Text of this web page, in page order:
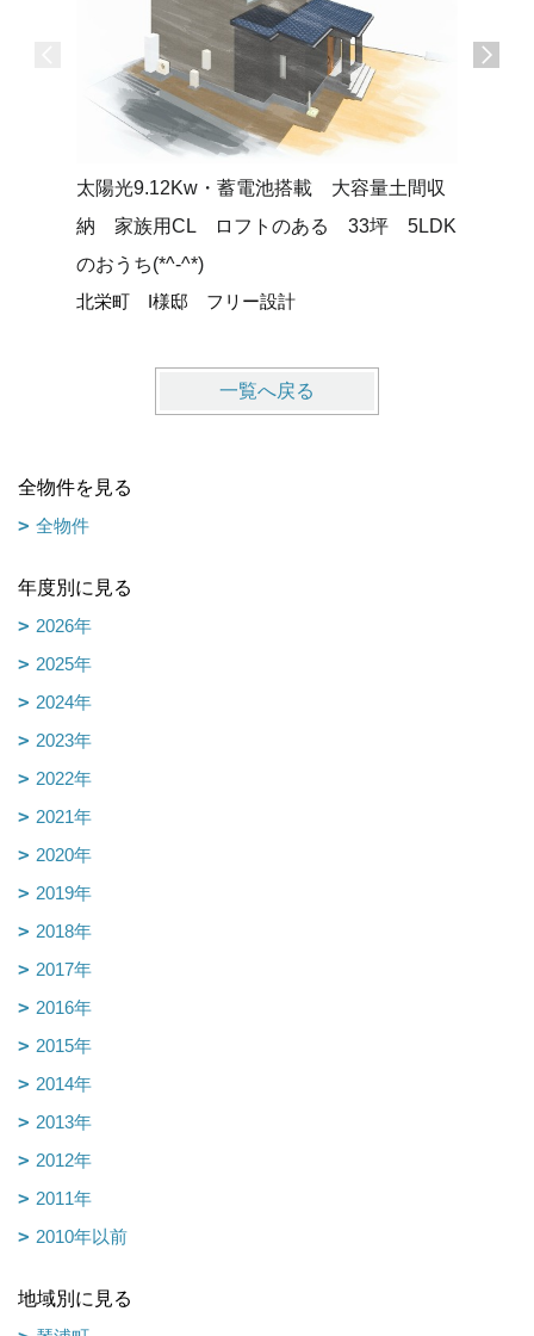
太陽光9.12Kw・蓄電池搭載 大容量土間収
納 家族用CL ロフトのある 33坪 5LDK
のおうち(*^-^*)
北栄町 I様邸 フリー設計
一覧へ戻る
全物件を見る
全物件
年度別に見る
2026年
2025年
2024年
2023年
2022年
2021年
2020年
2019年
2018年
2017年
2016年
2015年
2014年
2013年
2012年
2011年
2010年以前
地域別に見る